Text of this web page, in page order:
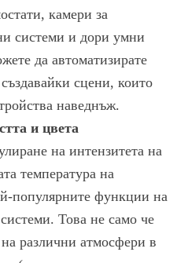
камери за
системи и дори умни
да автоматизирате
сцени, които
наведнъж.
и цвета
на интензитета на
температура на
популярните функции на
Това не само че
различни атмосфери в